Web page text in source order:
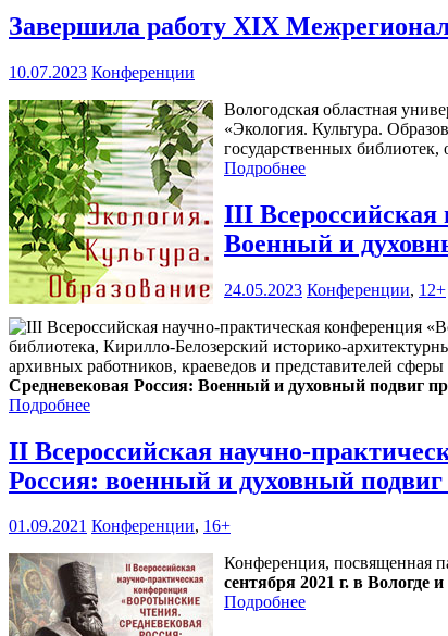
Завершила работу XIX
10.07.2023 Конференции
Вологодская областная
«Экология. Культура.
государственных
Подробнее
III Всероссийская
Военный и
24.05.2023 Конференции, 12+
библиотека, Кирилло-Белозерский историко-
архивных работников, краеведов и представителей
Средневековая Россия: Военный и духовный подвиг
Подробнее
II Всероссийская научно-
Россия: военный и духовный подвиг
01.09.2021 Конференции, 16+
Конференция, посвященная
сентября 2021 г. в Вологде
Подробнее